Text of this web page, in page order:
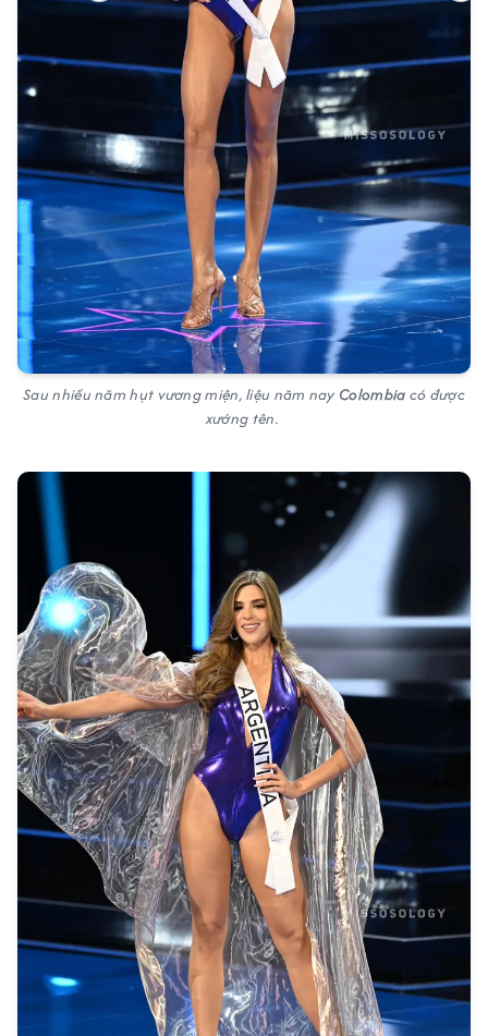
Sau nhiều năm hụt vương miện, liệu năm nay Colombia có được
xướng tên.